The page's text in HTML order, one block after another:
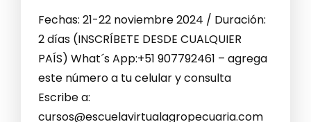
Fechas: 21-22 noviembre 2024 / Duración:
2 días (INSCRÍBETE DESDE CUALQUIER
PAÍS) What´s App:+51 907792461 – agrega
este número a tu celular y consulta
Escribe a:
cursos@escuelavirtualagropecuaria.com